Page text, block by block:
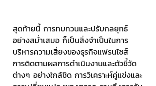
สุดท้ายนี้ การทบทวนและปรับกลยุทธ์
อย่างสม่ำเสมอ ก็เป็นสิ่งจำเป็นในการ
บริหารความเสี่ยงของธุรกิจแฟรนไชส์
การติดตามผลการดำเนินงานและตัวชี้วัด
ต่างๆ อย่างใกล้ชิด การวิเคราะห์คู่แข่งและ